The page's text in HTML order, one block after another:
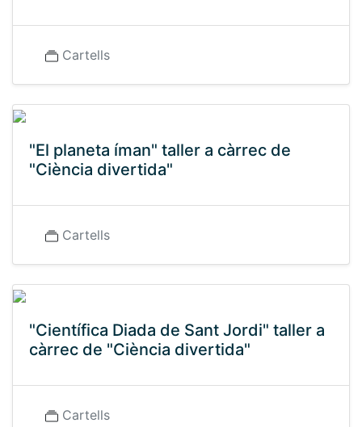
Cartells
"El planeta íman" taller a càrrec de
"Ciència divertida"
Cartells
"Científica Diada de Sant Jordi" taller a
càrrec de "Ciència divertida"
Cartells